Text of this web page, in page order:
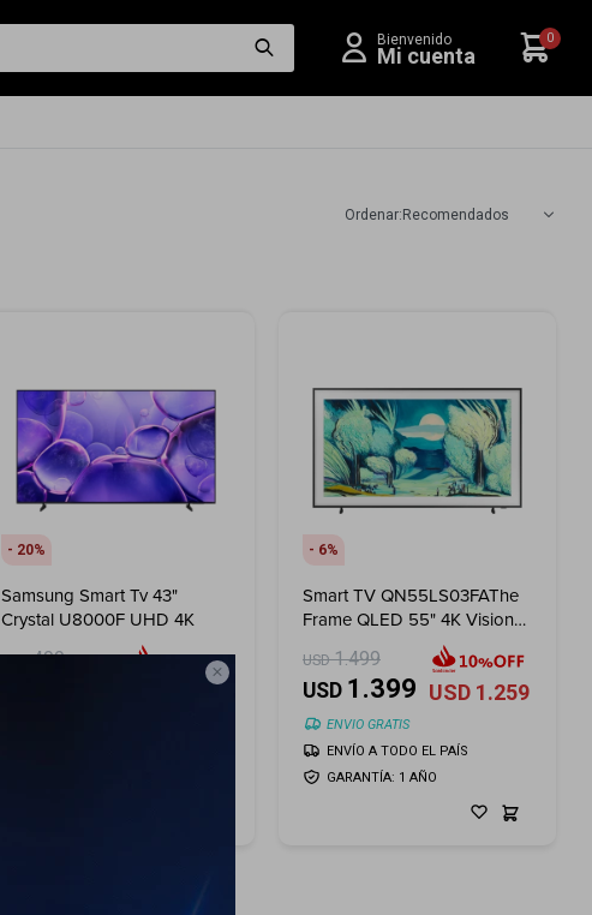

0
Recomendados
20
Samsung Smart Tv 43"
Crystal U8000F UHD 4K
USD 499
359
6
Smart TV QN55LS03FAThe
Frame QLED 55" 4K Vision
USD 1.499
USD 1.399 USD 1.259
ENVIO GRATIS
GARANTÍA: 1 AÑO
ENVÍO A TODO EL PAÍS